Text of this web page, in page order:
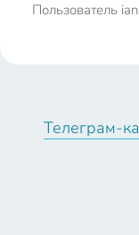
Пользователь
Телеграм-